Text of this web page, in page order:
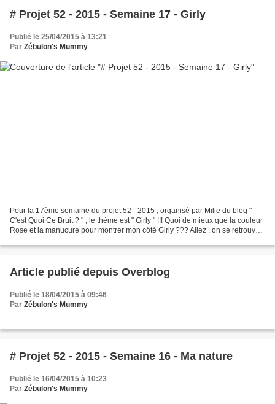
# Projet 52 - 2015 - Semaine 17 - Girly
Publié le 25/04/2015 à 13:21
Par Zébulon's Mummy
Pour la 17ème semaine du projet 52 - 2015 , organisé par Milie du blog "
C'est Quoi Ce Bruit ? " , le thème est " Girly " !!! Quoi de mieux que la couleur
Rose et la manucure pour montrer mon côté Girly ??? Allez , on se retrouve
Article publié depuis Overblog
Publié le 18/04/2015 à 09:46
Par Zébulon's Mummy
# Projet 52 - 2015 - Semaine 16 - Ma nature
Publié le 16/04/2015 à 10:23
Par Zébulon's Mummy